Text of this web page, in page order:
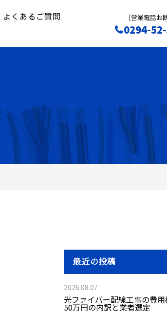
よくあるご質問
［営業電話お
0294-
最近の投稿
2026.08.07
光ファイバー配線工事の費
50万円の内訳と業者選定